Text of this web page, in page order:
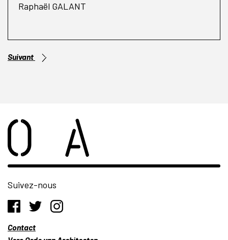
Raphaël GALANT
Suivant
Suivez-nous
Contact